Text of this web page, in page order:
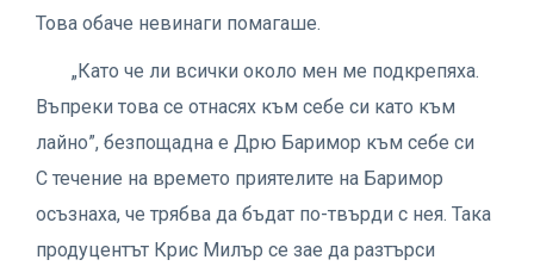
Това обаче невинаги помагаше.
„Като че ли всички около мен ме подкрепяха.
Въпреки това се отнасях към себе си като към
лайно”, безпощадна е Дрю Баримор към себе си
С течение на времето приятелите на Баримор
осъзнаха, че трябва да бъдат по-твърди с нея. Така
продуцентът Крис Милър се зае да разтърси